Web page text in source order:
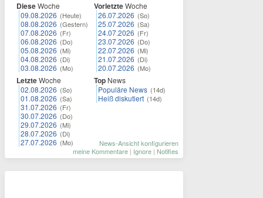
DieseWoche
09.08.2026 (Heute)
08.08.2026 (Gestern)
07.08.2026 (Fr)
06.08.2026 (Do)
05.08.2026 (Mi)
04.08.2026 (Di)
03.08.2026 (Mo)
LetzteWoche
02.08.2026 (So)
01.08.2026 (Sa)
31.07.2026 (Fr)
30.07.2026 (Do)
29.07.2026 (Mi)
28.07.2026 (Di)
27.07.2026 (Mo)
VorletzteWoche
26.07.2026 (So)
25.07.2026 (Sa)
24.07.2026 (Fr)
23.07.2026 (Do)
22.07.2026 (Mi)
21.07.2026 (Di)
20.07.2026 (Mo)
Top News
Populäre News (14d)
Heiß diskutiert (14d)
News-Ansicht konfigurieren
meine Kommentare | Ignore | Notifies